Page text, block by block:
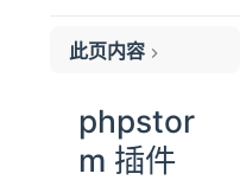
此页内容
webstorm插件
通用设置
phpstor
m 插件